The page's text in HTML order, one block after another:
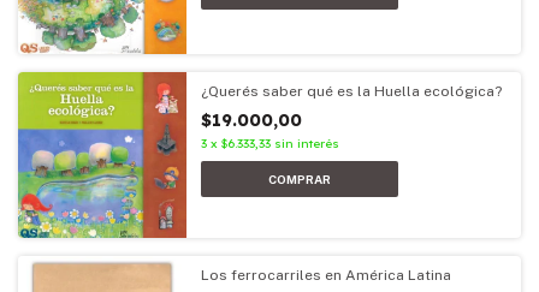
¿Querés saber qué es la Huella ecológica?
$19.000,00
3 x $6.333,33 sin interés
Los ferrocarriles en América Latina